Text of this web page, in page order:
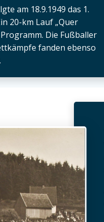
am 18.9.1949 das 1.
20-km Lauf „Quer
Die Fußballer
fanden ebenso